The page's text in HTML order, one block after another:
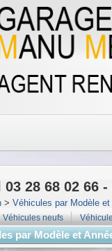
28 68 02 66 -
> Véhicules par Modèle et
Véhicules neufs
par Modèle et